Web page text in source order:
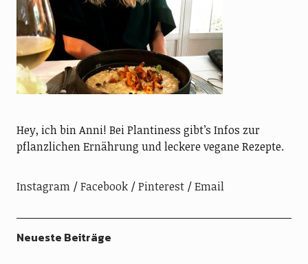
Hey, ich bin Anni! Bei Plantiness gibt’s Infos zur
pflanzlichen Ernährung und leckere vegane Rezepte.
Instagram Facebook Pinterest Email
Neueste Beiträge